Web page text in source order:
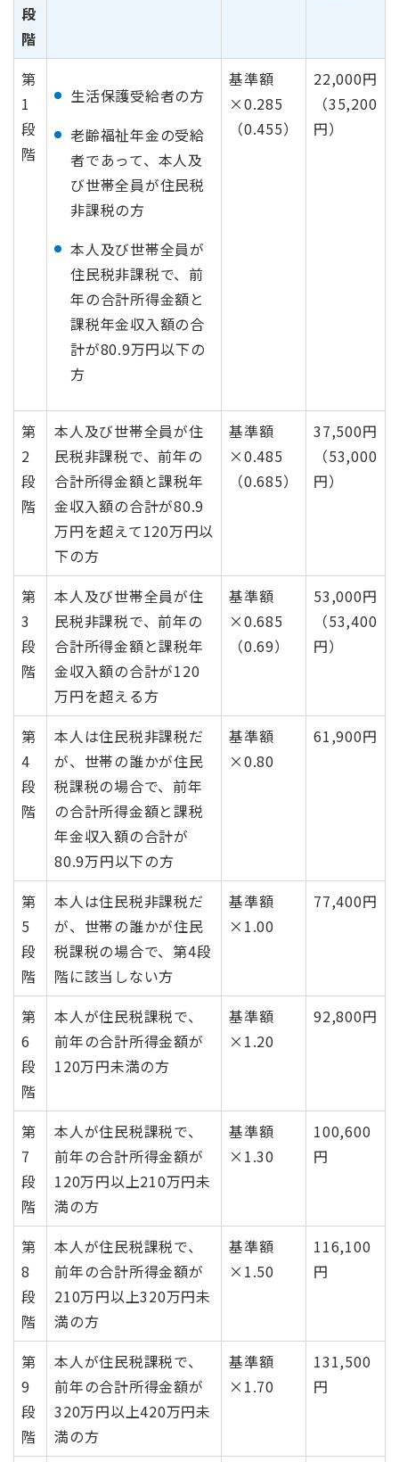
段
階
第
1
段
階
生活保護受給者の方
老齢福祉年金の受給
者であって、本人及
び世帯全員が住民税
非課税の方
本人及び世帯全員が
住民税非課税で、前
年の合計所得金額と
課税年金収入額の合
計が80.9万円以下の
方
基準額
×0.285
（0.455）
22,000円
（35,200
円）
第
2
段
階
本人及び世帯全員が住
民税非課税で、前年の
合計所得金額と課税年
金収入額の合計が80.9
万円を超えて120万円以
下の方
基準額
×0.485
（0.685）
37,500円
（53,000
円）
第
3
段
階
本人及び世帯全員が住
民税非課税で、前年の
合計所得金額と課税年
金収入額の合計が120
万円を超える方
基準額
×0.685
（0.69）
53,000円
（53,400
円）
第
4
段
階
本人は住民税非課税だ
が、世帯の誰かが住民
税課税の場合で、前年
の合計所得金額と課税
年金収入額の合計が
80.9万円以下の方
基準額
×0.80
61,900円
第
5
段
階
本人は住民税非課税だ
が、世帯の誰かが住民
税課税の場合で、第4段
階に該当しない方
基準額
×1.00
77,400円
第
6
段
階
本人が住民税課税で、
前年の合計所得金額が
120万円未満の方
基準額
×1.20
92,800円
第
7
段
階
本人が住民税課税で、
前年の合計所得金額が
120万円以上210万円未
満の方
基準額
×1.30
100,600
円
第
8
段
階
本人が住民税課税で、
前年の合計所得金額が
210万円以上320万円未
満の方
基準額
×1.50
116,100
円
第
9
段
階
本人が住民税課税で、
前年の合計所得金額が
320万円以上420万円未
満の方
基準額
×1.70
131,500
円